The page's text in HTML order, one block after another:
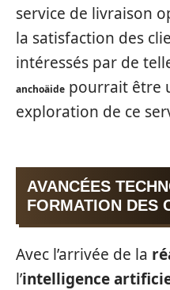
service de livraison
la satisfaction des
intéressés par de
anchoäide pourrait être
exploration de ce
AVANCÉES
FORMATION DES
Avec l’arrivée de la
l’intelligence